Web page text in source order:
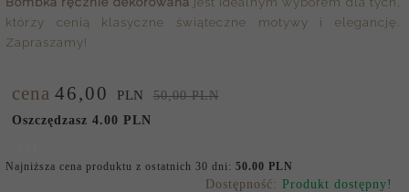
którzy cenią klasyczne świąteczne motywy i elegancję.
Zapraszamy!
cena 46,00 PLN
50,00 PLN
Oszczędzasz 4.00 PLN
Najniższa cena produktu z ostatnich 30 dni: 50.00 PLN
Dostępność: Produkt dostępny!